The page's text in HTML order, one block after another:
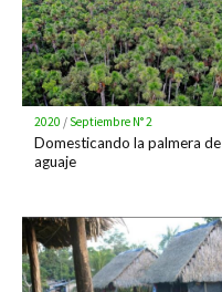
2020 /Septiembre N° 2
Domesticando la palmera de
aguaje